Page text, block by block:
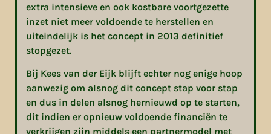
extra intensieve en ook kostbare voortgezette
inzet niet meer voldoende te herstellen en
uiteindelijk is het concept in 2013 definitief
stopgezet.
Bij Kees van der Eijk blijft echter nog enige hoop
aanwezig om alsnog dit concept stap voor stap
en dus in delen alsnog hernieuwd op te starten,
dit indien er opnieuw voldoende financiën te
verkrijgen zijn middels een partnermodel met